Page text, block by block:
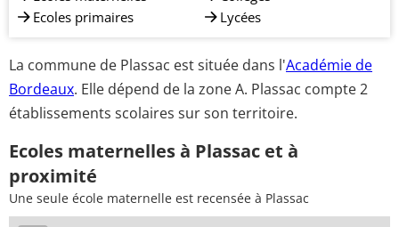
Ecoles primaires
Lycées
La commune de Plassac est située dans l'Académie de
Bordeaux. Elle dépend de la zone A. Plassac compte 2
établissements scolaires sur son territoire.
Ecoles maternelles à Plassac et à
proximité
Une seule école maternelle est recensée à Plassac